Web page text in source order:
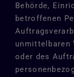
Behörde,
betroffenen
unmittelbaren
oder des